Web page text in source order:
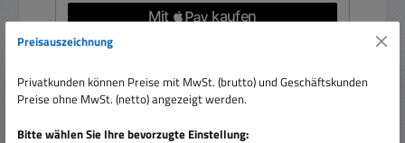
%Rabatt
Preisauszeichnung
Privatkunden können Preise mit MwSt. (brutto) und Geschäftskunden
Preise ohne MwSt. (netto) angezeigt werden.
Bitte wählen Sie Ihre bevorzugte Einstellung: